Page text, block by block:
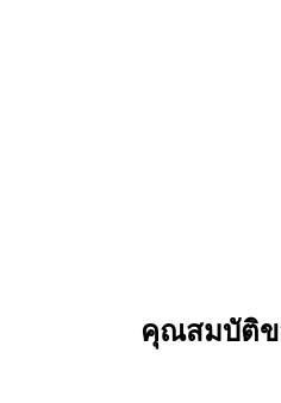
คุณสมบัติ